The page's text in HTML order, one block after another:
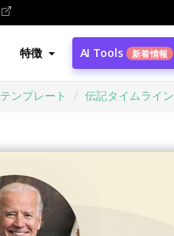
特徴 AI Tools 新着情報
テンプレート 伝記タイムライン